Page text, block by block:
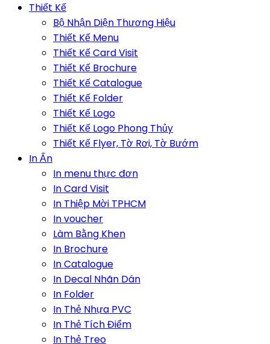
Thiết Kế
Bộ Nhận Diện Thương Hiệu
Thiết Kế Menu
Thiết Kế Card Visit
Thiết Kế Brochure
Thiết Kế Catalogue
Thiết Kế Folder
Thiết Kế Logo
Thiết Kế Logo Phong Thủy
Thiết Kế Flyer, Tờ Rơi, Tờ Bướm
In Ấn
In menu thực đơn
In Card Visit
In Thiệp Mời TPHCM
In voucher
Làm Bằng Khen
In Brochure
In Catalogue
In Decal Nhãn Dán
In Folder
In Thẻ Nhựa PVC
In Thẻ Tích Điểm
In Thẻ Treo